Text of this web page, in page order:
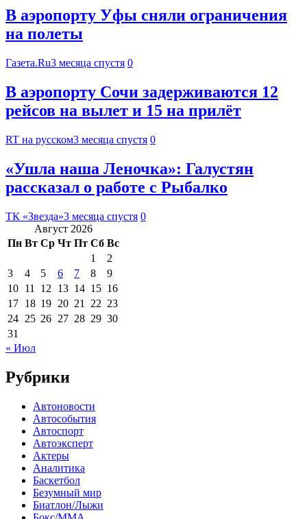
В аэропорту Уфы сняли ограничения
на полеты
Газета.Ru3 месяца спустя 0
В аэропорту Сочи задерживаются 12
рейсов на вылет и 15 на прилёт
RT на русском3 месяца спустя 0
«Ушла наша Леночка»: Галустян
рассказал о работе с Рыбалко
ТК «Звезда»3 месяца спустя 0
Август 2026
Пн Вт Ср Чт Пт Сб Вс
1
2
3
4 5 6 7 8
9
10 11 12 13 14 15 16
17 18 19 20 21 22 23
24 25 26 27 28 29 30
31
« Июл
Рубрики
Автоновости
Автособытия
Автоспорт
Автоэксперт
Актеры
Аналитика
Баскетбол
Безумный мир
Биатлон/Лыжи